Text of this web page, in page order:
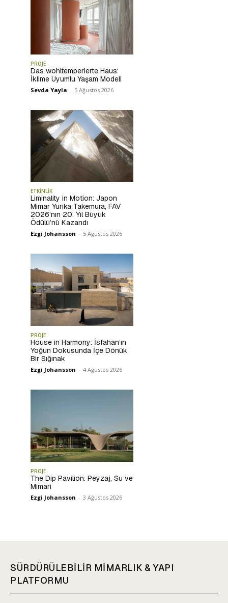
PROJE
Das wohltemperierte Haus:
İklime Uyumlu Yaşam Modeli
Sevda Yayla - 5 Ağustos 2026
ETKİNLİK
Liminality in Motion: Japon
Mimar Yurika Takemura, FAV
2026’nın 20. Yıl Büyük
Ödülü’nü Kazandı
Ezgi Johansson - 5 Ağustos 2026
PROJE
House in Harmony: İsfahan’ın
Yoğun Dokusunda İçe Dönük
Bir Sığınak
Ezgi Johansson - 4 Ağustos 2026
PROJE
The Dip Pavilion: Peyzaj, Su ve
Mimari
Ezgi Johansson - 3 Ağustos 2026
SÜRDÜRÜLEBİLİR MİMARLIK & YAPI
PLATFORMU